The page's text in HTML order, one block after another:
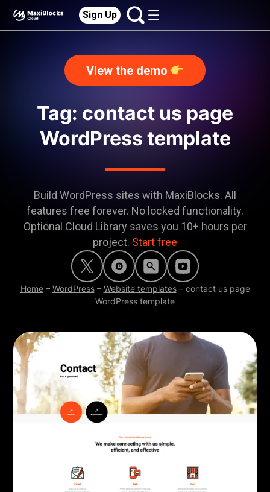
Sign Up
View the demo
Tag: contact us page
WordPress template
Build WordPress sites with MaxiBlocks. All
features free forever. No locked functionality.
Optional Cloud Library saves you 10+ hours per
project. Start free
Home– WordPress– Website templates– contact us page
WordPress template